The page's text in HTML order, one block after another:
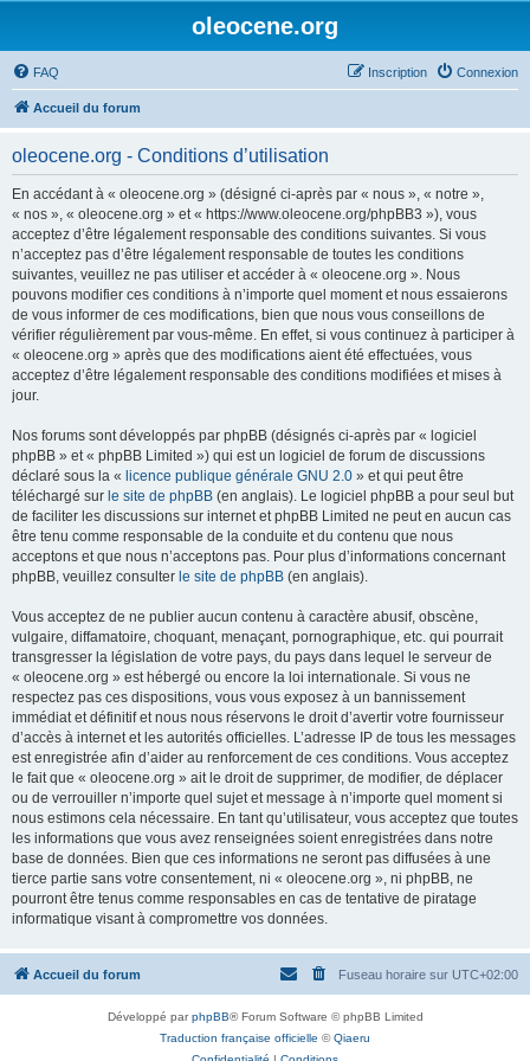
oleocene.org
FAQ Connexion
Inscription
Accueil du forum
oleocene.org - Conditions d’utilisation
En accédant à « oleocene.org » (désigné ci-après par « nous », « notre »,
« nos », « oleocene.org » et « https://www.oleocene.org/phpBB3 »), vous
acceptez d’être légalement responsable des conditions suivantes. Si vous
n’acceptez pas d’être légalement responsable de toutes les conditions
suivantes, veuillez ne pas utiliser et accéder à « oleocene.org ». Nous
pouvons modifier ces conditions à n’importe quel moment et nous essaierons
de vous informer de ces modifications, bien que nous vous conseillons de
vérifier régulièrement par vous-même. En effet, si vous continuez à participer à
« oleocene.org » après que des modifications aient été effectuées, vous
acceptez d’être légalement responsable des conditions modifiées et mises à
jour.
Nos forums sont développés par phpBB (désignés ci-après par « logiciel
phpBB » et « phpBB Limited ») qui est un logiciel de forum de discussions
déclaré sous la « licence publique générale GNU 2.0 » et qui peut être
téléchargé sur le site de phpBB (en anglais). Le logiciel phpBB a pour seul but
de faciliter les discussions sur internet et phpBB Limited ne peut en aucun cas
être tenu comme responsable de la conduite et du contenu que nous
acceptons et que nous n’acceptons pas. Pour plus d’informations concernant
phpBB, veuillez consulter le site de phpBB (en anglais).
Vous acceptez de ne publier aucun contenu à caractère abusif, obscène,
vulgaire, diffamatoire, choquant, menaçant, pornographique, etc. qui pourrait
transgresser la législation de votre pays, du pays dans lequel le serveur de
« oleocene.org » est hébergé ou encore la loi internationale. Si vous ne
respectez pas ces dispositions, vous vous exposez à un bannissement
immédiat et définitif et nous nous réservons le droit d’avertir votre fournisseur
d’accès à internet et les autorités officielles. L’adresse IP de tous les messages
est enregistrée afin d’aider au renforcement de ces conditions. Vous acceptez
le fait que « oleocene.org » ait le droit de supprimer, de modifier, de déplacer
ou de verrouiller n’importe quel sujet et message à n’importe quel moment si
nous estimons cela nécessaire. En tant qu’utilisateur, vous acceptez que toutes
les informations que vous avez renseignées soient enregistrées dans notre
base de données. Bien que ces informations ne seront pas diffusées à une
tierce partie sans votre consentement, ni « oleocene.org », ni phpBB, ne
pourront être tenus comme responsables en cas de tentative de piratage
informatique visant à compromettre vos données.
Accueil du forum Fuseau horaire sur UTC+02:00
Développé parphpBB® Forum Software © phpBB Limited
Traduction française officielle ©Qiaeru